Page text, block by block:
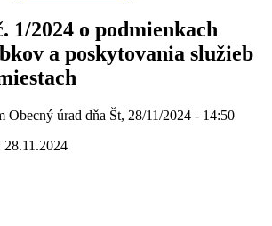
1/2024 o podmienkach
a poskytovania služieb
Obecný úrad dňa Št, 28/11/2024 - 14:50